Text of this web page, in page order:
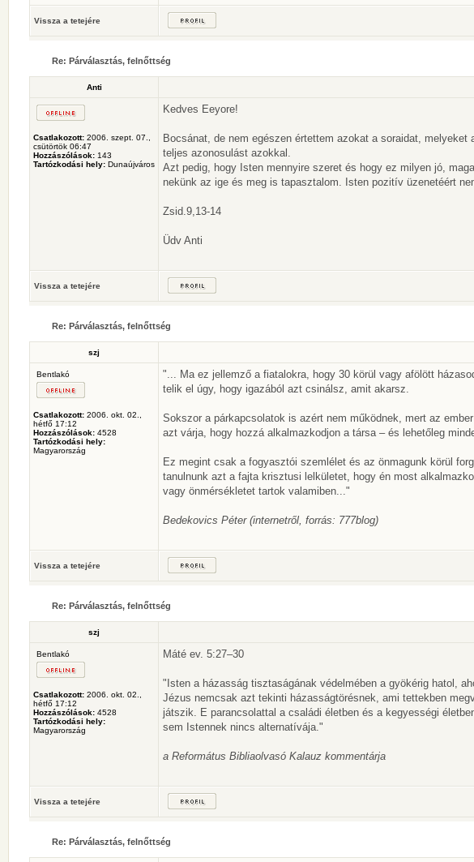
Vissza a tetejére
Re: Párválasztás, felnőttség
Anti
Csatlakozott: 2006. szept. 07.,
csütörtök 06:47
Hozzászólások: 143
Tartózkodási hely: Dunaújváros
Kedves Eeyore!
Bocsánat, de nem egészen értettem azokat a soraidat,
teljes azonosulást azokkal.
Azt pedig, hogy Isten mennyire szeret és hogy ez milyen jó,
nekünk az ige és meg is tapasztalom. Isten pozitív üzenetéért
Zsid.9,13-14
Üdv Anti
Vissza a tetejére
Re: Párválasztás, felnőttség
szj
Bentlakó
Csatlakozott: 2006. okt. 02.,
hétfő 17:12
Hozzászólások: 4528
Tartózkodási hely:
Magyarország
"... Ma ez jellemző a fiatalokra, hogy 30 körül vagy afölött
telik el úgy, hogy igazából azt csinálsz, amit akarsz.
Sokszor a párkapcsolatok is azért nem működnek, mert az
azt várja, hogy hozzá alkalmazkodjon a társa – és lehetőleg
Ez megint csak a fogyasztói szemlélet és az önmagunk körül
tanulnunk azt a fajta krisztusi lelkületet, hogy én most
vagy önmérsékletet tartok valamiben..."
Bedekovics Péter (internetről, forrás: 777blog)
Vissza a tetejére
Re: Párválasztás, felnőttség
szj
Bentlakó
Csatlakozott: 2006. okt. 02.,
hétfő 17:12
Hozzászólások: 4528
Tartózkodási hely:
Magyarország
Máté ev. 5:27–30
"Isten a házasság tisztaságának védelmében a gyökérig hatol,
Jézus nemcsak azt tekinti házasságtörésnek, ami tettekben
játszik. E parancsolattal a családi életben és a kegyességi
sem Istennek nincs alternatívája."
a Református Bibliaolvasó Kalauz kommentárja
Vissza a tetejére
Re: Párválasztás, felnőttség